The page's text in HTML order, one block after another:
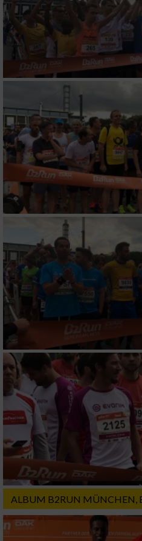
ALBUM B2RUN MÜNCHEN,
Analyse von Zielgruppen
oder Kombinationen von Daten
verschiedenen Quellen
Entwicklung und
Verwendung reduzierter Daten
von Inhalten
IAB-Besonderheiten:
Verwendung genauer
Geräte anhand von aktiv
Informationen identifizieren
Nicht-IAB-Verarbeitungszwecke:
Notwendig
Performance
Werbung